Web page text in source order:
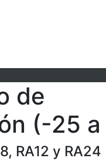
de
(-25 a
RA12 y RA24